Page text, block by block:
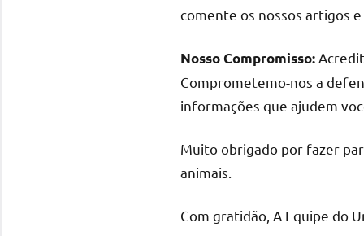
comente os nossos artigos
Nosso Compromisso:
Comprometemo-nos a
informações que ajudem
Muito obrigado por fazer
animais.
Com gratidão, A Equipe do